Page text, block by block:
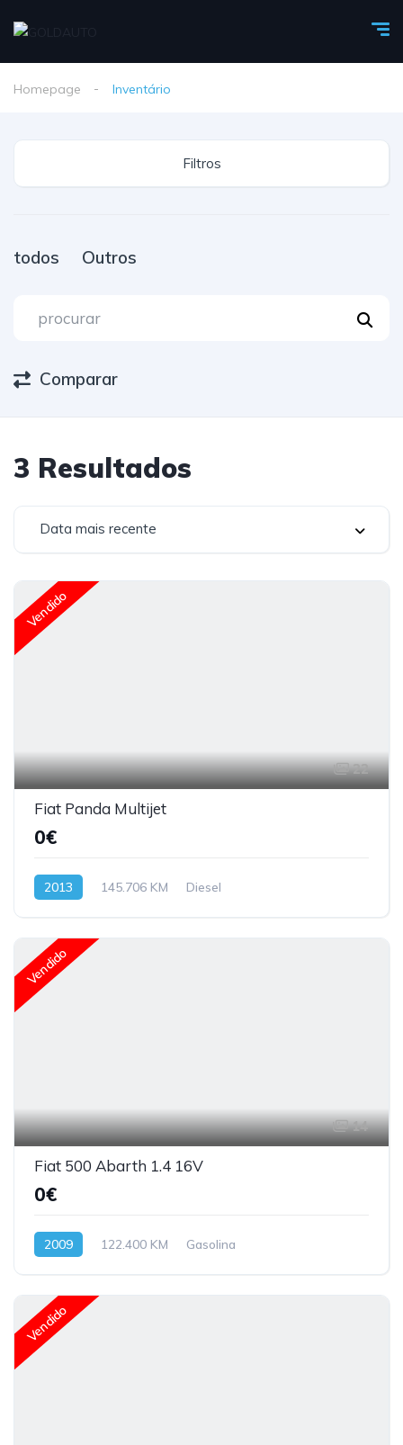
Homepage Inventário
Filtros
todos Outros
Comparar
3 Resultados
Data mais recente
Vendido
22
Fiat Panda Multijet
0€
2013 145.706 KM Diesel
Vendido
14
Fiat 500 Abarth 1.4 16V
0€
2009 122.400 KM Gasolina
Vendido